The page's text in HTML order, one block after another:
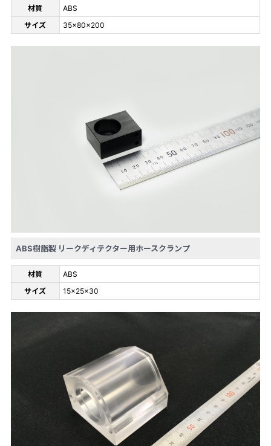
材質
ABS
サイズ
35x80x200
ABS樹脂製 リークディテクター用ホースクランプ
材質
ABS
サイズ
15x25x30